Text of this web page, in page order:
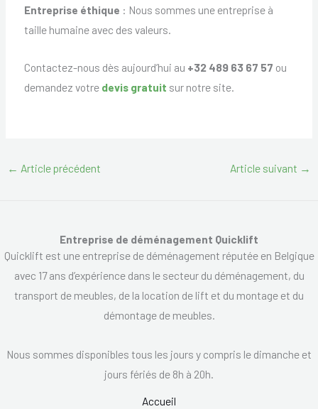
Entreprise éthique : Nous sommes une entreprise à
taille humaine avec des valeurs.
Contactez-nous dès aujourd’hui au +32 489 63 67 57 ou
demandez votre devis gratuit sur notre site.
← Article précédent Article suivant →
Entreprise de déménagement Quicklift
Quicklift est une entreprise de déménagement réputée en Belgique
avec 17 ans d’expérience dans le secteur du déménagement, du
transport de meubles, de la location de lift et du montage et du
démontage de meubles.
Nous sommes disponibles tous les jours y compris le dimanche et
jours fériés de 8h à 20h.
Accueil